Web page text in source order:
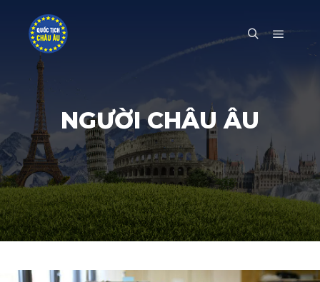
Main
NGƯỜI CHÂU ÂU